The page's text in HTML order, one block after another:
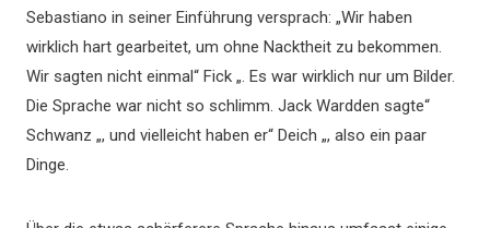
Sebastiano in seiner Einführung versprach: „Wir haben
wirklich hart gearbeitet, um ohne Nacktheit zu bekommen.
Wir sagten nicht einmal“ Fick „. Es war wirklich nur um Bilder.
Die Sprache war nicht so schlimm. Jack Wardden sagte“
Schwanz „, und vielleicht haben er“ Deich „, also ein paar
Dinge.